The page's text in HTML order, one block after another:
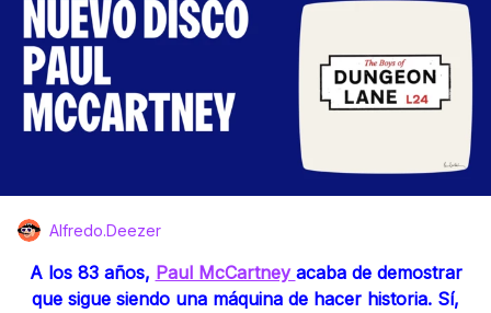
Alfredo.Deezer
A los 83 años, Paul McCartney acaba de demostrar
que sigue siendo una máquina de hacer historia. Sí,